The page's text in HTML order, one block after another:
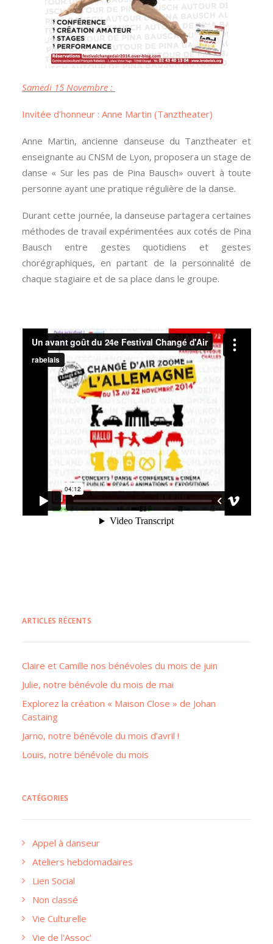
Samedi 15 Novembre :
Invitée d’honneur : Anne Martin (Tanztheater)
Anne Martin, ancienne danseuse du Tanztheater et
enseignante au CNSM de Lyon, proposera un stage de
danse « Sur les pas de Pina Bausch» ouvert à toute
personne ayant une pratique régulière de la danse.
Durant cette journée, la danseuse partagera certaines
méthodes de travail expérimentées aux cotés de Pina
Bausch entre gestes quotidiens et gestes
chorégraphiques, en partant de la personnalité de
chaque stagiaire et de sa place dans le groupe.
ARTICLES RÉCENTS
Claire et Camille nos bénévoles du mois de juin
Julie, notre bénévole du mois de mai
Explorez la création « Maison Close » de Johan
Castaing
Jarno, notre bénévole du mois d’avril !
Louis, notre bénévole du mois
CATÉGORIES
Appel à danseur
Ateliers hebdomadaires
Lien Social
Non classé
Vie Culturelle
Vie de l'Assoc'